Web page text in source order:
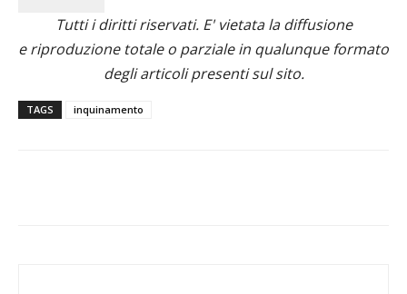
Tutti i diritti riservati. E' vietata la diffusione
e riproduzione totale o parziale in qualunque formato
degli articoli presenti sul sito.
TAGS inquinamento